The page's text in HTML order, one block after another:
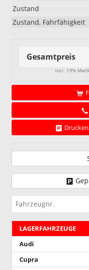
Zustand
Zustand, Fahrfähigkeit
Gesamtpreis
incl. 19%
Fahrzeugnr.
LAGERFAHRZEUGE
Audi
Cupra